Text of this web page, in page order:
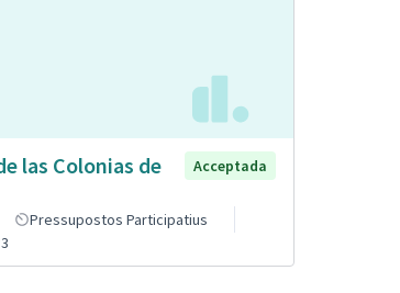
las Colonias de
Acceptada
Pressupostos Participatius
3